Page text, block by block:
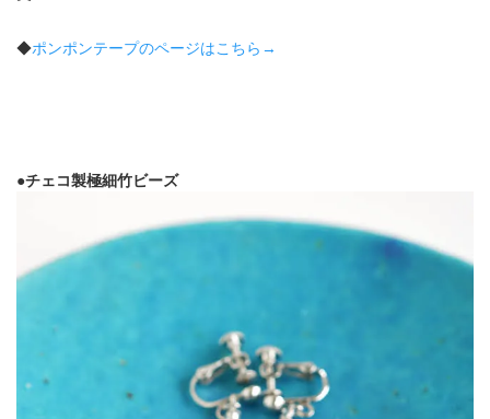
◆ポンポンテープのページはこちら→
●チェコ製極細竹ビーズ